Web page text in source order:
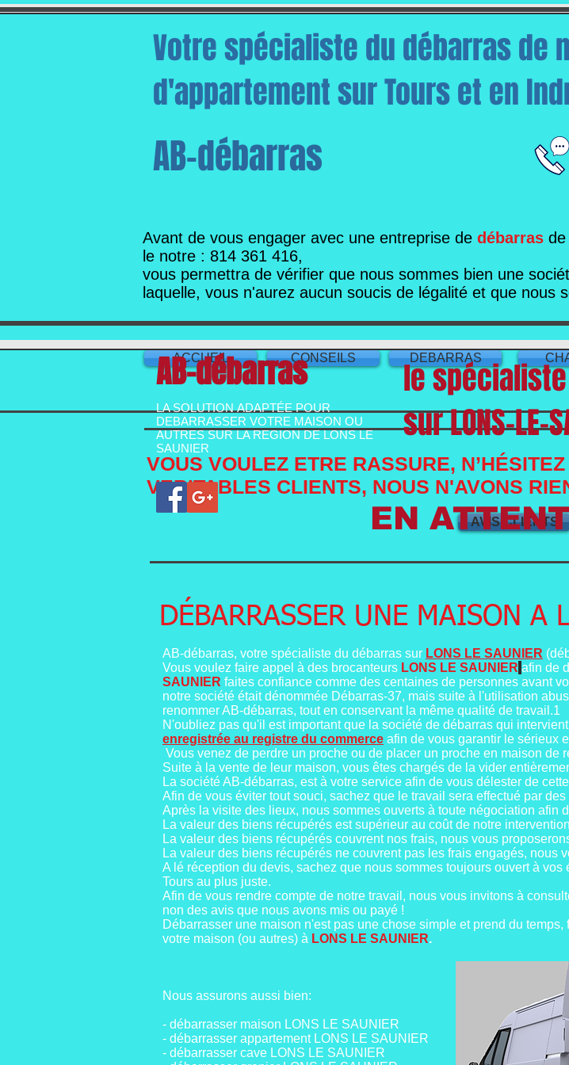
Votre spécialiste du débarras de
d'appartement sur Tours et en
AB-débarras
Avant de vous engager avec une entreprise de débarras
le notre : 814 361 416,
vous permettra de vérifier que nous sommes bien une
laquelle, vous n'aurez aucun soucis de légalité et que nous
ACCUEIL CONSEILS DEBARRAS
VOUS VOULEZ ETRE RASSURE,
VERITABLES CLIENTS, NOUS N'AVONS
AVIS CLIENTS
AB-débarras
LA SOLUTION ADAPTÉE POUR
DEBARRASSER VOTRE MAISON OU
AUTRES SUR LA REGION DE LONS LE
SAUNIER
le
sur LONS-LE-
EN
DÉBARRASSER UNE MAISON A
AB-débarras, votre spécialiste du débarras sur LONS LE SAUNIER
Vous voulez faire appel à des brocanteurs LONS LE SAUNIER afin de
SAUNIER faites confiance comme des centaines de personnes avant
notre société était dénommée Débarras-37, mais suite à l'utilisation
renommer AB-débarras, tout en conservant la même qualité de travail.1
N'oubliez pas qu'il est important que la société de débarras qui
enregistrée au registre du commerce afin de vous garantir le sérieux
Vous venez de perdre un proche ou de placer un proche en maison de
Suite à la vente de leur maison, vous êtes chargés de la vider
La société AB-débarras, est à votre service afin de vous délester de
Afin de vous éviter tout souci, sachez que le travail sera effectué par
Après la visite des lieux, nous sommes ouverts à toute négociation afin
La valeur des biens récupérés est supérieur au coût de notre
La valeur des biens récupérés couvrent nos frais, nous vous
La valeur des biens récupérés ne couvrent pas les frais engagés, nous
A lé réception du devis, sachez que nous sommes toujours ouvert à
Tours au plus juste.
Afin de vous rendre compte de notre travail, nous vous invitons à
non des avis que nous avons mis ou payé !
Débarrasser une maison n'est pas une chose simple et prend du
votre maison (ou autres) à LONS LE SAUNIER.
Nous assurons aussi bien:
- débarrasser maison LONS LE SAUNIER
- débarrasser appartement LONS LE SAUNIER
- débarrasser cave LONS LE SAUNIER